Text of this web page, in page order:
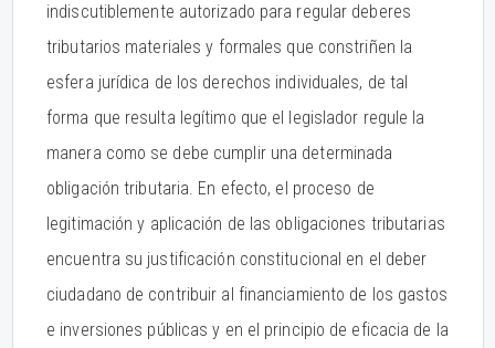
indiscutiblemente autorizado para regular deberes
tributarios materiales y formales que constriñen la
esfera jurídica de los derechos individuales, de tal
forma que resulta legítimo que el legislador regule la
manera como se debe cumplir una determinada
obligación tributaria. En efecto, el proceso de
legitimación y aplicación de las obligaciones tributarias
encuentra su justificación constitucional en el deber
ciudadano de contribuir al financiamiento de los gastos
e inversiones públicas y en el principio de eficacia de la